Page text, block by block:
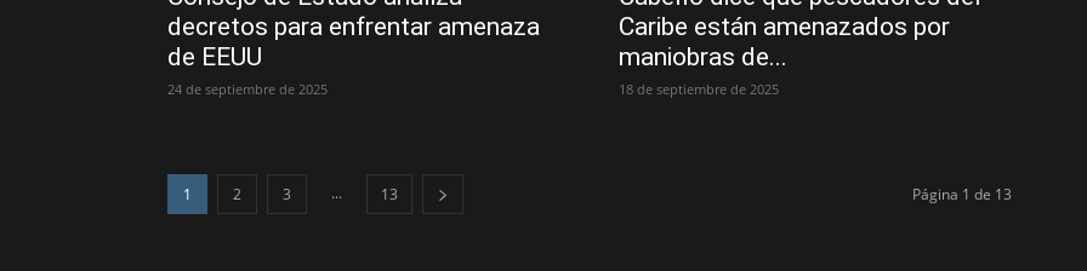
decretos para enfrentar amenaza
de EEUU
24 de septiembre de 2025
Caribe están amenazados por
maniobras de...
18 de septiembre de 2025
1 2 3 ... 13 Página 1 de 13